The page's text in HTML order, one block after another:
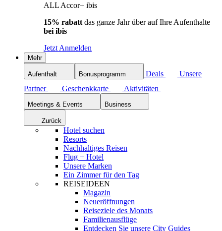
ALL Accor+ ibis
15% rabatt das ganze Jahr über auf Ihre Aufenthalte
bei ibis
Jetzt Anmelden
Mehr
Aufenthalt Bonusprogramm Deals
Unsere
Partner
Geschenkkarte Aktivitäten
Meetings & Events Business
Zurück
Hotel suchen
Resorts
Nachhaltiges Reisen
Flug + Hotel
Unsere Marken
Ein Zimmer für den Tag
REISEIDEEN
Magazin
Neueröffnungen
Reiseziele des Monats
Familienausflüge
Entdecken Sie unsere City Guides